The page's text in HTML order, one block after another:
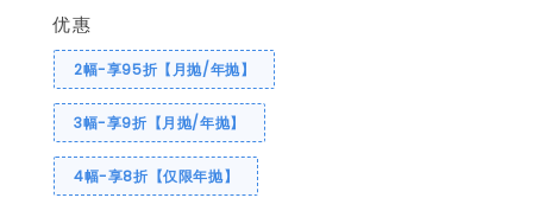
优惠
2幅-享95折【月抛/年抛】
3幅-享9折【月抛/年抛】
4幅-享8折【仅限年抛】